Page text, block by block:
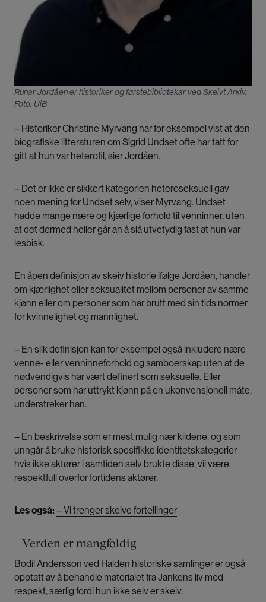
Runar Jordåen er historiker og førstebibliotekar ved Skeivt Arkiv.
Foto: UiB
– Historiker Christine Myrvang har for eksempel vist at den
biografiske litteraturen om Sigrid Undset ofte har tatt for
gitt at hun var heterofil, sier Jordåen.
– Det er ikke er sikkert kategorien heteroseksuell gav
noen mening for Undset selv, viser Myrvang. Undset
hadde mange nære og kjærlige forhold til venninner, uten
at det dermed heller går an å slå utvetydig fast at hun var
lesbisk.
En åpen definisjon av skeiv historie ifølge Jordåen, handler
om kjærlighet eller seksualitet mellom personer av samme
kjønn eller om personer som har brutt med sin tids normer
for kvinnelighet og mannlighet.
– En slik definisjon kan for eksempel også inkludere nære
venne- eller venninneforhold og samboerskap uten at de
nødvendigvis har vært definert som seksuelle. Eller
personer som har uttrykt kjønn på en ukonvensjonell måte,
understreker han.
– En beskrivelse som er mest mulig nær kildene, og som
unngår å bruke historisk spesifikke identitetskategorier
hvis ikke aktører i samtiden selv brukte disse, vil være
respektfull overfor fortidens aktører.
Les også: – Vi trenger skeive fortellinger
– Verden er mangfoldig
Bodil Andersson ved Halden historiske samlinger er også
opptatt av å behandle materialet fra Jankens liv med
respekt, særlig fordi hun ikke selv er skeiv.